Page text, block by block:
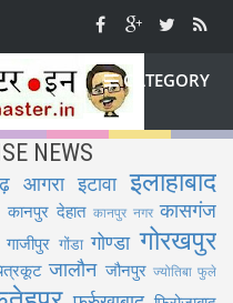
CATEGORY
NEWS
आगरा इटावा इलाहाबाद
कानपुर देहात कानपुर नगर कासगंज
गाजीपुर गोंडा गोण्डा गोरखपुर
जालौन जौनपुर ज्योतिबा फुले